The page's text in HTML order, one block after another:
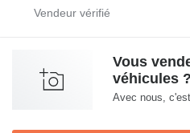
Vous
véhicules ?
Avec nous,